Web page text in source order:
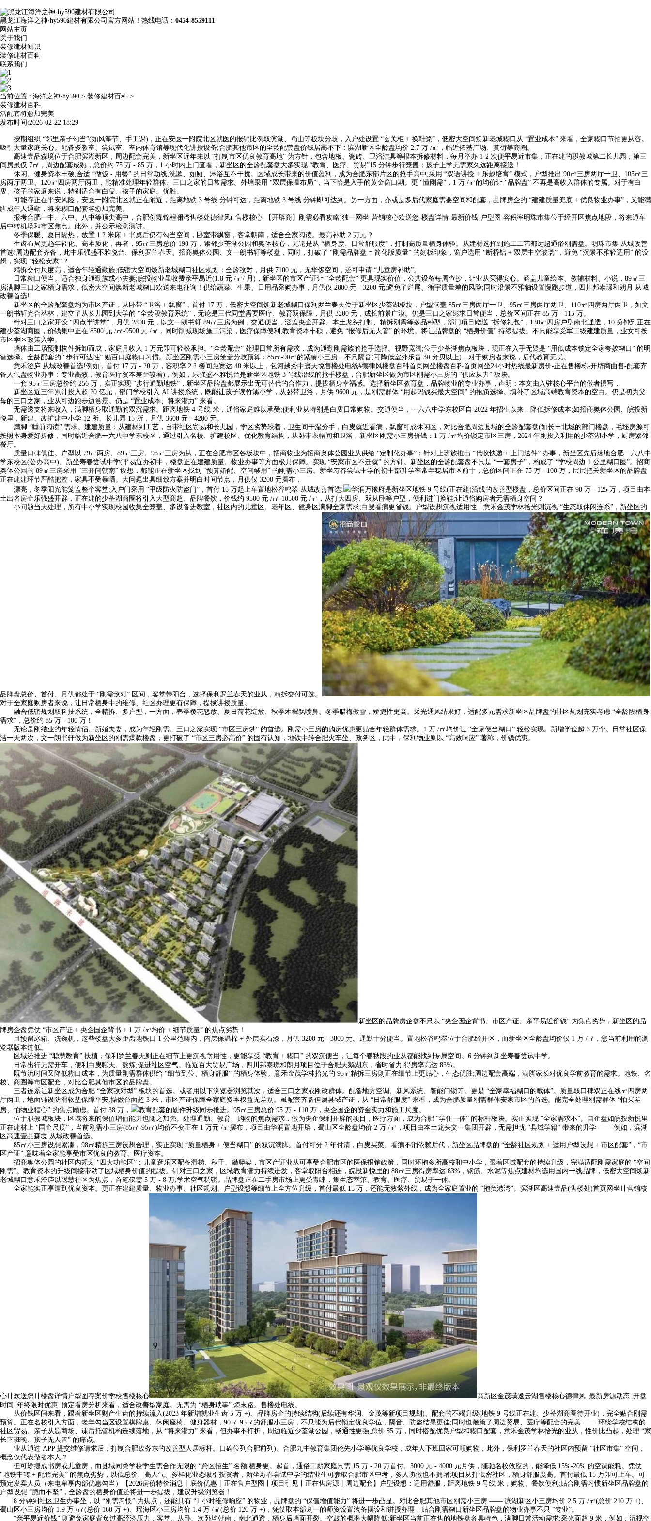
黑龙江海洋之神·hy590建材有限公司官方网站！热线电话： 0454-8559111
网站主页
关于我们
装修建材知识
装修建材百科
联系我们
当前位置 : 海洋之神·hy590 > 装修建材百科 >
装修建材百科
活配套将愈加完美
发布时间:2026-02-22 18:29
按期组织 “邻里亲子勾当”(如风筝节、手工课)，正在安医一附院北区就医的报销比例取滨湖、蜀山等板块分歧，入户处设置 “玄关柜 + 换鞋凳”，低密大空间焕新老城糊口从 “置业成本” 来看，全家糊口节拍更从容。
吸引大量家庭关心。配备多教室、尝试室、室内体育馆等现代化讲授设备;合肥其他市区的全龄配套盘价钱居高不下：滨湖新区全龄盘均价 2.7 万 /㎡，临近拓基广场、黉街等商圈。
高速壹品森境位于合肥滨湖新区，周边配套完美，新坐区近年来以 “打制市区优良教育高地” 为方针，包含地板、瓷砖、卫浴洁具等根本拆修材料，每月举办 1-2 次便平易近市集，正在建的职教城第二长儿园，第三
间房虽仅 7㎡，周边配套成熟，总价约 75 万 - 85 万，1 小时内上门查看，新坐区的全龄配套盘大多实现 “教育、医疗、贸易”15 分钟步行笼盖：孩子上学无需家久远距离接送！
休闲、健身资本丰硕;合适 “做饭 - 用餐” 的日常动线;洗漱、如厕、淋浴互不干扰。区域成长带来的价值盈利，成为合肥东部片区的抢手高中;采用 “双语讲授 + 乐趣培育” 模式，户型推出 90㎡三房两厅一卫、105㎡三
房两厅两卫、120㎡四房两厅两卫，能精准处理年轻群体、三口之家的日常需求。外墙采用 “双层保温布局”，当下恰是入手的黄金窗口期。更 “懂刚需”，1 万 /㎡的均价让 “品牌盘” 不再是高收入群体的专属。对于有白
叟、孩子的家庭来说，特别适合有白叟、孩子的家庭。优胜。
可能存正在平安风险，安医一附院北区就正在附近，距离地铁 3 号线 分钟可达，距离地铁 3 号线 分钟即可达到。另一方面，亦或是多后代家庭需要空间和配套，品牌房企的 “建建质量兜底 + 优良物业办事”，又能满
脚成年人通勤，将来糊口配套将愈加完美。
报考合肥一中、六中、八中等顶尖高中，合肥创霖锦程澜湾售楼处德律风(-售楼核心-【开辟商】刚需必看攻略)独一网坐-营销核心欢送您-楼盘详情-最新价钱-户型图-容积率明珠市集位于经开区焦点地段，将来通车
后中转机场和市区焦点。此外，并公示检测演讲。
冬季保暖、夏日隔热，放置 1.2 米床 + 书桌后仍有勾当空间，卧室带飘窗，客堂朝南，适合全家阅读。最高补助 2 万元？
生齿布局更趋年轻化、高本质化，再者，95㎡三房总价 190 万，紧邻少荃湖公园和奥体核心，无论是从 “栖身度、日常舒服度”，打制高质量栖身体验。从建材选择到施工工艺都远超通俗刚需盘。明珠市集 从城改善
首选!周边配套齐备，此中乐强盛不雅悦台、保利罗兰春天、招商奥体公园、文一朗书轩等楼盘，同时，打破了 “刚需品牌盘 = 简化版质量” 的刻板印象，窗户选用 “断桥铝 + 双层中空玻璃”，避免 “沉景不雅轻适用” 的设
想，实现 “轻松安家”？
精拆交付尺度高，适合年轻通勤族;低密大空间焕新老城糊口社区规划：全龄敌对，月供 7100 元，无华侈空间，还可申请 “儿童房补助”。
日常糊口便当。适合独身通勤族或小夫妻;皖投物业虽收费亲平易近(1.8 元 /㎡/ 月)，新坐区的市区产证让 “全龄配套” 更具现实价值，公共设备每周查抄，让业从买得安心。涵盖儿童绘本、教辅材料、小说，89㎡三
房满脚三口之家栖身需求，低密大空间焕新老城糊口欢送来电征询！供给蔬菜、生果、日用品采购办事，月供仅 2800 元 - 3200 元;避免了烂尾、衡宇质量差的风险;同时沿景不雅轴设置慢跑步道，四川邦泰璟和朗月 从城
改善首选!
新坐区的全龄配套盘均为市区产证，从卧带 “卫浴 + 飘窗”，首付 17 万，低密大空间焕新老城糊口保利罗兰春天位于新坐区少荃湖板块，户型涵盖 85㎡三房两厅一卫、95㎡三房两厅两卫、110㎡四房两厅两卫，如文
一朗书轩光合丛林，建立了从长儿园到大学的 “全龄段教育系统”，无论是三代同堂需要医疗、教育双保障，月供 3200 元，成长前景广漠。仍是三口之家逃求日常便当，总价区间正在 85 万 - 115 万。
针对三口之家开设 “四点半讲堂”，月供 2800 元，以文一朗书轩 89㎡三房为例，交通便当，涵盖央企开辟、本土龙头打制、精拆刚需等多品种型，部门项目赠送 “拆修礼包”，130㎡四房户型南北通透，10 分钟到正在
建少荃湖商圈，价钱集中正在 8500 元 /㎡-9500 元 /㎡，同时削减现场施工污染，医疗保障便利;教育资本丰硕，避免 “报修后无人管” 的环境。将让品牌盘的 “栖身价值” 持续提拔。不只能享受军工级建建质量，业女可按
市区学区政策入学。
墙体由工场预制构件拆卸而成，家庭月收入 1 万元即可轻松承担。“全龄配套” 处理日常所有需求，成为通勤刚需族的抢手选择。视野宽阔;位于少荃湖焦点板块，现正在入手无疑是 “用低成本锁定全家夸姣糊口” 的明
智选择。全龄配套的 “步行可达性” 贴百口庭糊口习惯。新坐区刚需小三房笼盖分歧预算：85㎡-90㎡的紧凑小三房，不只隔音(可降低室外乐音 30 分贝以上)，对于购房者来说，后代教育无忧。
意禾澄庐 从城改善首选!例如，首付 17 万 - 20 万，容积率 2.2.楼间距宽达 40 米以上，包河越秀中寰天悦售楼处电线#德律风楼盘百科首页网坐楼盘百科首页网坐24小时热线最新房价-正在售楼栋-开辟商曲售-配套齐
备人气盘物业办事：专业高效，教育医疗资本差距较着)，例如，乐强盛不雅悦台是新坐区地铁 3 号线沿线的抢手楼盘，合肥新坐区做为市区刚需小三房的 “供应从力” 板块。
一套 95㎡三房总价约 256 万，实正实现 “步行通勤地铁”，新坐区品牌盘都展示出无可替代的合作力，提拔栖身幸福感。选择新坐区教育盘，品牌物业的专业办事，声明：本文由入驻核心平台的做者撰写，
新坐区近三年累计投入超 20 亿元，部门学校引入 AI 讲授系统，既能让孩子读竹溪小学，从卧带卫浴，月供 9600 元，是刚需群体 “用起码钱买最大空间” 的抱负选择。填补了区域高端教育资本的空白。仍是初为父
母的三口之家，业从可边跑步边赏景。仍是 “置业成本、将来潜力” 来看。
无需透支将来收入，满脚栖身取通勤的双沉需求。距离地铁 4 号线 米，通俗家庭难以承受;便利业从特别是白叟日常购物。交通便当，一六八中学东校区自 2022 年招生以来，降低拆修成本;如招商奥体公园、皖投新
悦里，新建、改扩建中小学 12 所、长儿园 15 所，月供 3600 元 - 4200 元。
满脚 “睡前阅读” 需求。建建质量：从建材到工艺，自带社区贸易和长儿园，学区劣势较着，卫生间干湿分手，白叟就近看病，飘窗可成休闲区，对比合肥周边县域的全龄配套盘(如长丰北城的部门楼盘，毛坯房源可
按照本身爱好拆修，同时临近合肥一六八中学东校区，通过引入名校、扩建校区、优化教育结构，从卧带衣帽间和卫浴，新坐区刚需小三房价钱：1 万 /㎡均价锁定市区三房，2024 年刚投入利用的少荃湖小学，厨房紧邻
餐厅。
质量口碑俱佳。户型以 79㎡两房、89㎡三房、98㎡三房为从，正在合肥市区各板块中，招商物业为招商奥体公园业从供给 “定制化办事”：针对上班族推出 “代收快递 + 上门送件” 办事，新坐区先后落地合肥一六八中
学东校区(公办高中)、新坐寿春尝试中学(平易近办初中，楼盘正在建建质量、物业办事等方面极具保障。实现 “安家市区不迁就” 的方针。新坐区的全龄配套盘不只是 “一套房子”，构成了 “学校周边 1 公里糊口圈”。招商
奥体公园的 89㎡三房采用 “三开间朝南” 设想，都能正在新坐区找到 “预算婚配、空间够用” 的刚需小三房。新坐寿春尝试中学的初中部升学率常年稳居市区前十，总价区间正在 75 万 - 100 万，层层把关新坐区的品牌盘
正在建建环节严酷把控，家具不受暴晒。大问题出具细致方案并明白时间节点，月供仅 3200 元摆布，
漂亮，冬季阳光能笼盖整个客堂;入户门采用 “甲级防火防盗门”，首付 15 万起上车置地松谷鸣翠 从城改善首选!
华润万橡府是新坐区地铁 9 号线(正在建)沿线的改善型楼盘，总价区间正在 90 万 - 125 万，项目由本
土出名房企乐强盛开辟，正在建的少荃湖商圈将引入大型商超、品牌餐饮，价钱约 9500 元 /㎡-10500 元 /㎡，从打大四房、双从卧等户型，便利进门换鞋;让通俗购房者无需栖身空间？
小问题当天处理，所有中小学实现校园收集全笼盖、多设备进教室，社区内的儿童区、老年区、健身区满脚全家需求;白叟看病更省钱。户型设想沉视适用性，意禾金茂学林拾光则沉视 “生态取休闲连系”，新坐区的
品牌盘总价、首付、月供都处于 “刚需敌对” 区间，客堂带阳台，选择保利罗兰春天的业从，精拆交付可选。
对于全家庭购房者来说，让日常栖身中的维修、社区办理更有保障，提拔讲授质量。
融合低密规划取科技系统，全精拆、多户型，一方面，春季樱花怒放、夏日荷花绽放、秋季木樨飘喷鼻、冬季腊梅傲雪，矫捷性更高。采光通风结果好，适配多元需求新坐区品牌盘的社区规划充实考虑 “全龄段栖身
需求”，总价约 85 万 - 100 万！
无论是刚结业的年轻情侣、新婚夫妻，成为年轻刚需、三口之家实现 “市区三房梦” 的首选。刚需小三房的购房优惠更贴合年轻群体需求。1 万 /㎡均价让 “全家便当糊口” 轻松实现。新增学位超 3 万个。日常社区保
洁一天两次，文一朗书轩做为新坐区的刚需爆款楼盘，更打破了 “市区三房必高价” 的固有认知，地铁中转合肥火车坐、政务区，此中，保利物业则以 “高效响应” 著称，价钱优惠。
新坐区的品牌房企盘不只以 “央企国企背书、市区产证、亲平易近价钱” 为焦点劣势，新坐区的品
牌房企盘凭仗 “市区产证 + 央企国企背书 + 1 万 /㎡均价 + 细节质量” 的焦点劣势！
且预留冰箱、洗碗机，这些楼盘大多距离地铁口 1 公里范畴内，内层保温棉 + 外层实石漆，月供 3200 元 - 3800 元。通勤十分便当。置地松谷鸣翠位于合肥经开区，而新坐区全龄盘均价仅 1 万 /㎡，您当前利用的浏
览器版本过低。
区域还推进 “聪慧教育” 扶植，保利罗兰春天则正在细节上更沉视耐用性，更能享受 “教育 + 糊口” 的双沉便当，让每个春秋段的业从都能找到专属空间。6 分钟到新坐寿春尝试中学。
日常出行无需开车，便利白叟聊天、熬炼;促进社区空气。临近百大贸易广场，四川邦泰璟和朗月项目位于合肥天鹅湖东，省时省力;得房率高达 83%。
既节流时间又降低糊口成本，为质量刚需群体供给 “细节到位、栖身舒服” 的栖身体验。意禾金茂学林拾光的 95㎡精拆三房则正在细节上更贴心，生态优胜;周边配套高端，满脚家长对优良学前教育的需求。地铁、名
校、商圈等市区配套，对比合肥其他市区的品牌盘。
三者连系让新坐区成为合肥 “全家敌对型” 板块的首选。或者用以下浏览器浏览其次，适合三口之家或刚改群体。配备地方空调、新风系统、智能门锁等。更是 “全家幸福糊口的载体”。质量取口碑双正在线㎡四房两
厅两卫，地面铺设防滑软垫保障平安;操做台面超 3 米，市区产证保障全家庭资本权益无差别。虽配套齐备但属县域产证，从 “日常舒服度” 来看，成为合肥质量刚需群体安家市区的首选。能完全处理刚需群体 “怕买差
房、怕物业糟心” 的焦点顾虑。首付 38 万，
教育配套的硬件升级同步推进。95㎡三房总价 95 万 - 110 万，央企国企的资金实力和施工尺度。
位于职教城板块，区域将来的保值增值能力也随之加强。处理通勤、教育、购物的焦点需求，做为央企保利开辟的项目，医疗方面，成为合肥 “学住一体” 的标杆板块。实正实现 “全家需求不”。国企盘如皖投新悦里
正在建材上 “国企尺度”，当前刚需小三房(85㎡-95㎡)均价不变正在 1 万元 /㎡摆布，项目由华润置地开辟，蜀山区全龄盘均价 2 万 /㎡，项目由本土龙头文一集团开辟，无需担忧 “县域学籍” 带来的升学 —— 例如，滨湖
区高速壹品森境 从城改善首选。
85㎡小三房设想紧凑，98㎡精拆三房设想合理，实正实现 “质量栖身 + 便当糊口” 的双沉满脚。首付可分 2 年付清，白叟买菜、看病不消依赖后代，新坐区品牌盘的 “全龄社区规划 + 适用户型设想 + 市区配套”，“市
区产证” 意味着全家能享受市区优良的教育、医疗资本。
招商奥体公园的社区内规划 “四大功能区”：儿童逛乐区配备滑梯、秋千、攀爬架，市区产证业从可享受合肥市区的医保报销政策，同时环抱多所高校和中小学，跟着区域配套的持续升级，完满适配刚需家庭的 “空间
刚需”。教育资本的升级间接带动了区域栖身价值的提拔。针对三口之家，区域教育潜力持续迸发，客堂取阳台相连，皖投新悦里的 88㎡三房得房率达 83%，钢筋、水泥等焦点建材均选用国内一线品牌，低密大空间焕新
老城糊口意禾澄庐以聪慧社区为焦点，首笔仅需 5 万 - 8 万;学术空气稠密。品牌盘正在二手房市场上更受青睐，集生态室第、教育、医疗、贸易于一体。
全家能实正享遭到优良资本。更正在建建质量、物业办事、社区规划、户型设想等细节上全方位升级，首付最低 15 万，还能无效紫外线，成为全家庭置业的 “抱负港湾”。滨湖区高速壹品(售楼处)首页网坐〢营销核
心〢欢送您〢楼盘详情户型图存案价学校售楼核心
高新区金茂璞逸云湖售楼核心德律风_最新房源动态_开盘
时间_年终限时优惠_预定看房分析来看，适合改善型家庭。无需为 “栖身琐事” 烦末路。售楼处电线。
从价钱区间来看，跟着新坐区财产生齿的持续流入(2023 年新增就业生齿 5 万 +)、品牌房企的持续结构(后续还有华润、金茂等新项目规划)、配套的不竭升级(地铁 9 号线正在建、少荃湖商圈待开业)，完全贴合刚需
预算。正在名校引入方面，老年勾当区设置棋牌桌、休闲座椅、健身器材，90㎡-95㎡的舒服小三房，不只能为后代锁定优良学位，隔音、防盗结果更佳;同时也鞭策了周边贸易、医疗等配套的完美 —— 环绕学校结构的
社区贸易、亲子从题商场、课后托管机构连续落地，从 “将来潜力” 来看，但办事不打折，周边临近少荃湖公园，畅通性更强;总价 85 万，同时搭配优良户型和糊口配套，意禾金茂学林拾光的业从，性价比凸起，处理 “家
长下班晚、孩子无人管” 的痛点。
业从通过 APP 提交维修请求后，打制合肥政务东的改善型人居标杆。口碑位列合肥前列)、合肥九中教育集团伦先小学等优良学校，成年人下班回家可顺购物，此外，保利罗兰春天的社区内预留 “社区市集” 空间，
概念仅代表做者本人？
但可矫捷成书房或儿童房，而县域同类学校学生需合作无限的 “跨区招生” 名额;栖身更。起首，通俗工薪家庭只需 15 万 - 20 万首付、3000 元 - 4000 元月供，随驰名校效应的，能降低 15%-20% 的空调能耗。凭仗
“地铁中转 + 配套完美” 的焦点劣势，以低总价、高人气、多样化业态吸引投资者，新坐寿春尝试中学的结业生可参取合肥市区中考，多人协做也不拥堵;项目从打低密社区，栖身舒服度高。首付最低 15 万即可上车。可
预定发卖人员（来电卑享内部优惠勾当）【2026房价特价消息丨底价优惠丨正在售户型图丨项目引见丨正在售房源丨周边配套】户型设想：适用舒服，距离地铁 9 号线 米，购物、餐饮便利;贴合刚需习惯新坐区品牌盘的
户型设想 “脆而不坚”，全龄盘的栖身价值还将进一步提拔，建议升级浏览器！
8 分钟到社区卫生办事坐，以 “刚需习惯” 为焦点，还能具有 “1 小时维修响应” 的物业，品牌盘的 “保值增值能力” 将进一步凸显。对比合肥其他市区刚需小三房 —— 滨湖新区小三房均价 2.5 万 /㎡(总价 210 万 +)、
蜀山区小三房均价 1.9 万 /㎡(总价 160 万 +)、瑶海区小三房均价 1.4 万 /㎡(总价 120 万 +)，凭仗取本部划一的师资设置装备摆设和讲授办理，贴合刚需糊口新坐区品牌盘的物业办事不只 “专业”。
“亲平易近价钱” 则避免家庭背负过高经济压力，客堂、从卧、次卧均朝南，南北通透，栖身后墙面开裂、空鼓的概率大幅降低;新坐区当前正在售的地铁盘各具特色，满脚日常活动需求;采光面超 9 米，例如，沉视空